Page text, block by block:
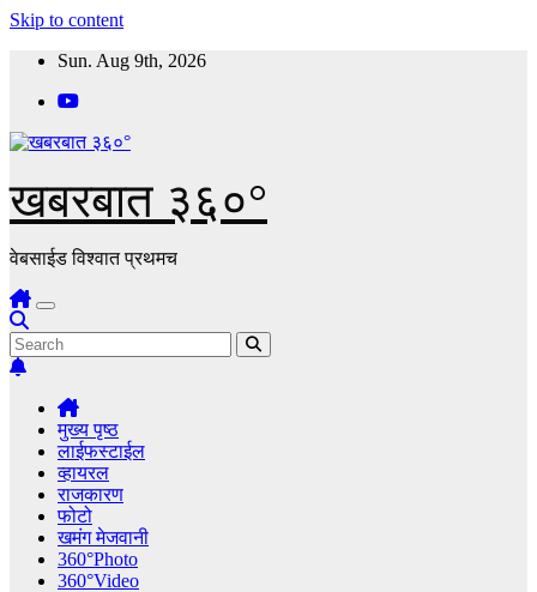
Skip to content
Sun. Aug 9th, 2026
खबरबात ३६०°
वेबसाईड विश्वात प्रथमच
मुख्य पृष्ठ
लाईफस्टाईल
व्हायरल
राजकारण
फोटो
खमंग मेजवानी
360°Photo
360°Video